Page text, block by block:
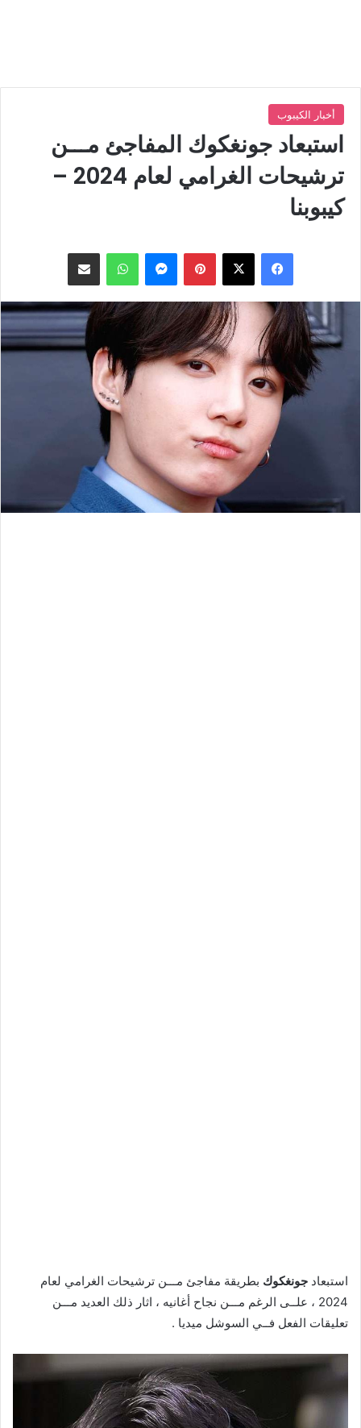
أخبار الكيبوب
استبعاد جونغكوك المفاجئ مـــن
ترشيحات الغرامي لعام 2024 –
كيبوبنا
بينتيريستماسنجر واتساب مشاركة عبر البريد
استبعاد جونغكوك بطريقة مفاجئ مـــن ترشيحات الغرامي لعام
2024 ، علــى الرغم مـــن نجاح أغانيه ، اثار ذلك العديد مـــن
تعليقات الفعل فــي السوشل ميديا .